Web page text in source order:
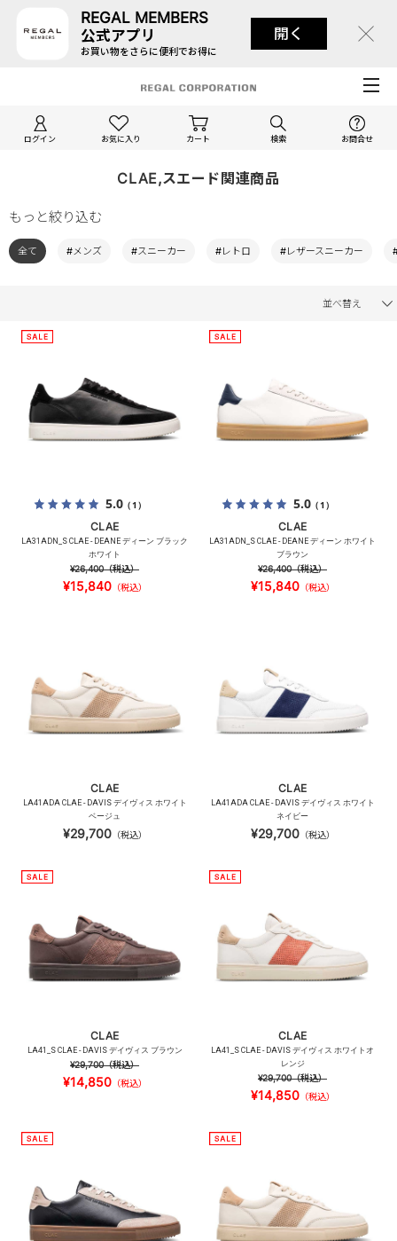
REGAL MEMBERS
公式アプリ
お買い物をさらに便利でお得に
開く
ログイン お気に入り カート 検索 お問合せ
CLAE,スエード関連商品
もっと絞り込む
全て #メンズ #スニーカー #レトロ #レザースニーカー
並べ替え
5.0（1）
CLAE
LA31ADN_S CLAE - DEANE ディーン ブラック
ホワイト
¥26,400（税込）
¥15,840（税込）
5.0（1）
CLAE
LA31ADN_S CLAE - DEANE ディーン ホワイト
ブラウン
¥26,400（税込）
¥15,840（税込）
CLAE
LA41ADA CLAE - DAVIS デイヴィス ホワイト
ベージュ
¥29,700（税込）
CLAE
LA41ADA CLAE - DAVIS デイヴィス ホワイト
ネイビー
¥29,700（税込）
CLAE
LA41_S CLAE - DAVIS デイヴィス ブラウン
¥29,700（税込）
¥14,850（税込）
CLAE
LA41_S CLAE - DAVIS デイヴィス ホワイトオ
レンジ
¥29,700（税込）
¥14,850（税込）